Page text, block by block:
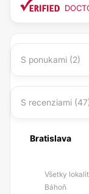
S ponukami (2)
S recenziami
Bratislava
Všetky
Báhoň